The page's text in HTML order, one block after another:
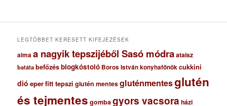
u
LEGTÖBBET KERESETT KIFEJEZÉSEK
almaa nagyik tepszijéből Sasó módraataisz
batáta befőzésblogkóstoló Boros István konyhafőnökcukkini
dió eperfitt tepszi glutén mentesgluténmentesglutén
és tejmentes gombagyors vacsora házi